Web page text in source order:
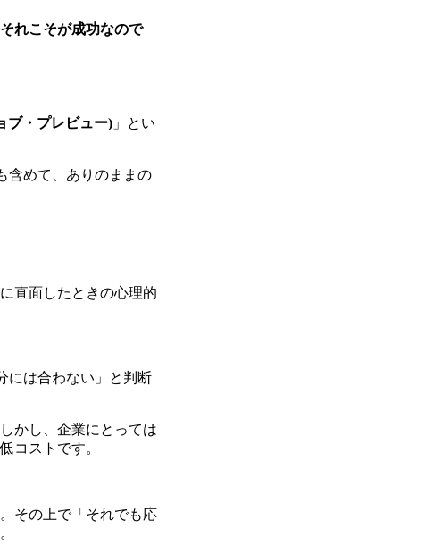
れこそが成功なので
ブ・プレビュー) 」とい
含めて、ありのままの
直面したときの心理的
には合わない」と判断
かし、企業にとっては
コストです。
その上で「それでも応